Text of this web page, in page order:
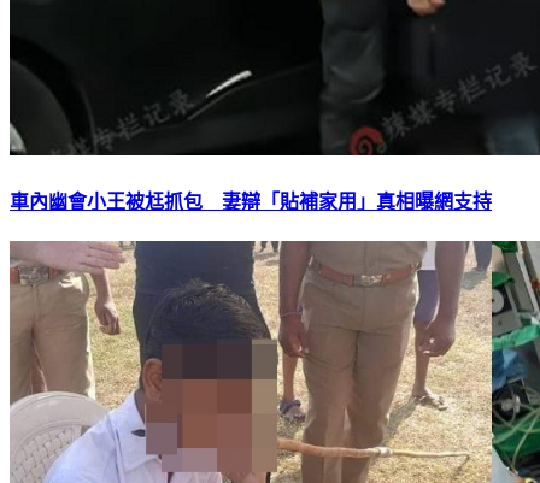
車內幽會小王被尪抓包 妻辯「貼補家用」真相曝網支持